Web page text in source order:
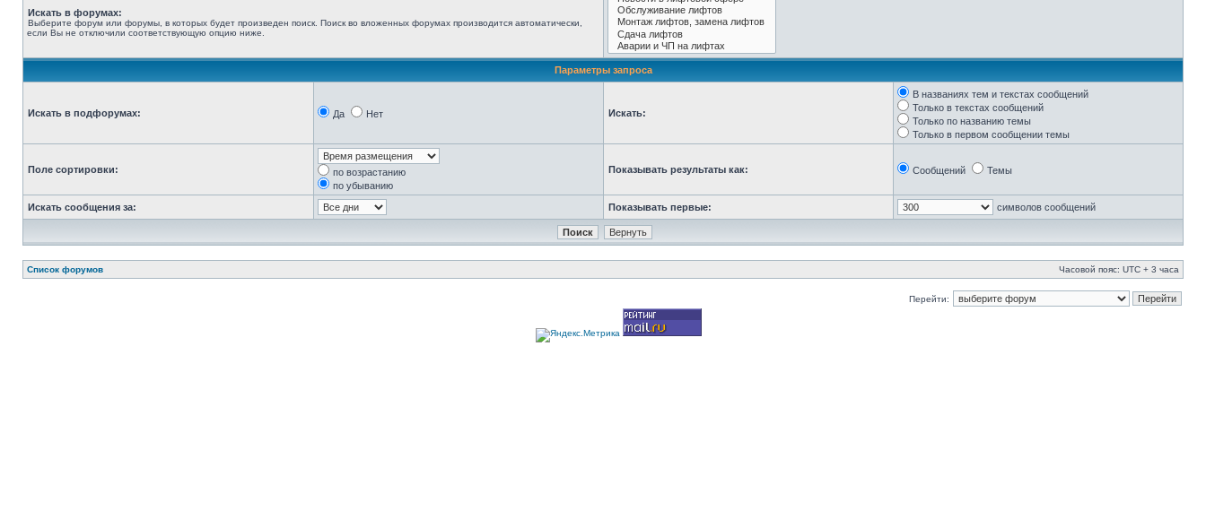
Искать в форумах:
Выберите форум или форумы, в которых будет произведен поиск. Поиск во вложенных форумах производится автоматически,
если Вы не отключили соответствующую опцию ниже.
Параметры запроса
Искать в подфорумах: Да Нет Искать:
В названиях тем и текстах сообщений
Только в текстах сообщений
Только по названию темы
Только в первом сообщении темы
Поле сортировки:
по возрастанию
по убыванию
Показывать результаты как: Сообщений Темы
Искать сообщения за: Показывать первые: символов сообщений
Список форумов Часовой пояс: UTC + 3 часа
Перейти: